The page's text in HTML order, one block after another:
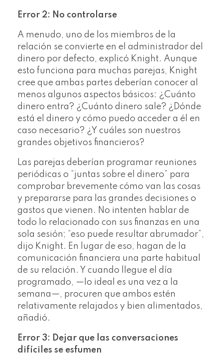
Error 2: No controlarse
A menudo, uno de los miembros de la
relación se convierte en el administrador del
dinero por defecto, explicó Knight. Aunque
esto funciona para muchas parejas, Knight
cree que ambas partes deberían conocer al
menos algunos aspectos básicos: ¿Cuánto
dinero entra? ¿Cuánto dinero sale? ¿Dónde
está el dinero y cómo puedo acceder a él en
caso necesario? ¿Y cuáles son nuestros
grandes objetivos financieros?
Las parejas deberían programar reuniones
periódicas o “juntas sobre el dinero” para
comprobar brevemente cómo van las cosas
y prepararse para las grandes decisiones o
gastos que vienen. No intenten hablar de
todo lo relacionado con sus finanzas en una
sola sesión; “eso puede resultar abrumador”,
dijo Knight. En lugar de eso, hagan de la
comunicación financiera una parte habitual
de su relación. Y cuando llegue el día
programado, —lo ideal es una vez a la
semana—, procuren que ambos estén
relativamente relajados y bien alimentados,
añadió.
Error 3: Dejar que las conversaciones
difíciles se esfumen